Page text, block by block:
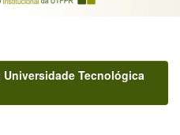
Tecnológica